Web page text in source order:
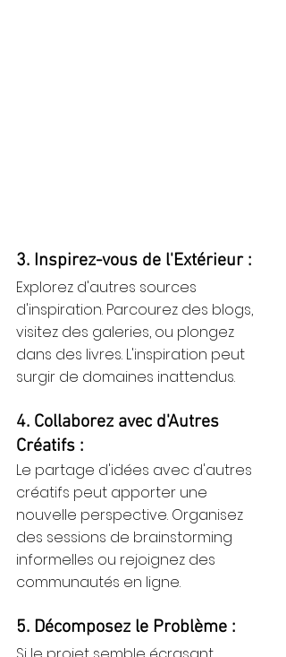
3. Inspirez-vous de l'Extérieur :
Explorez d'autres sources
d'inspiration. Parcourez des blogs,
visitez des galeries, ou plongez
dans des livres. L'inspiration peut
surgir de domaines inattendus.
4. Collaborez avec d'Autres
Créatifs :
Le partage d'idées avec d'autres
créatifs peut apporter une
nouvelle perspective. Organisez
des sessions de brainstorming
informelles ou rejoignez des
communautés en ligne.
5. Décomposez le Problème :